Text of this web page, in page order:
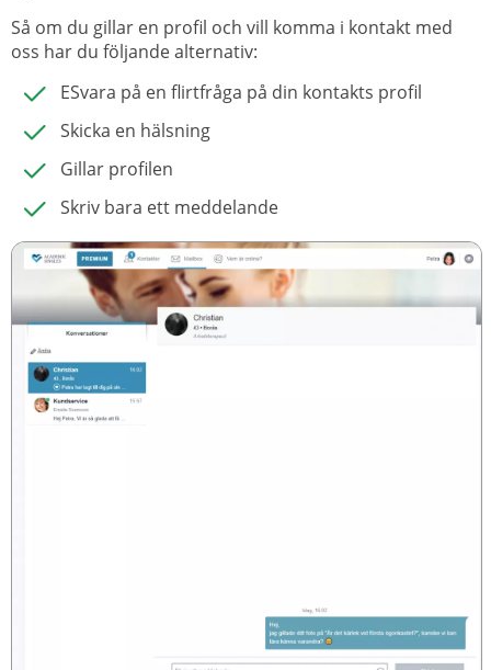
Så om du gillar en profil och vill komma i kontakt med
oss har du följande alternativ:
ESvara på en flirtfråga på din kontakts profil
Skicka en hälsning
Gillar profilen
Skriv bara ett meddelande